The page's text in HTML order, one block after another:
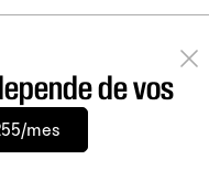
de vos
mes